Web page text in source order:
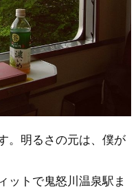
。明るさの元は、僕が
ットで鬼怒川温泉駅ま